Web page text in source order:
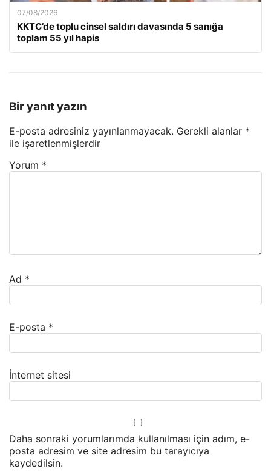
07/08/2026
KKTC’de toplu cinsel saldırı davasında 5 sanığa
toplam 55 yıl hapis
Bir yanıt yazın
E-posta adresiniz yayınlanmayacak. Gerekli alanlar *
ile işaretlenmişlerdir
Yorum *
Ad *
E-posta *
İnternet sitesi
Daha sonraki yorumlarımda kullanılması için adım, e-
posta adresim ve site adresim bu tarayıcıya
kaydedilsin.